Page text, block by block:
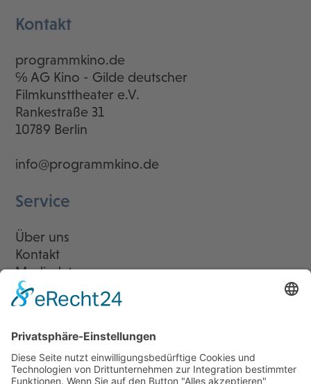
Kontakt
programmkino.de
℅ AG Kino - Gilde deutscher
Filmkunsttheater e.V.
Rankestraße 31
10789 Berlin
info@programmkino.de
Service
Über uns
Kontakt
Mediadaten
Newsletter
LogIn
Legal
Impressum